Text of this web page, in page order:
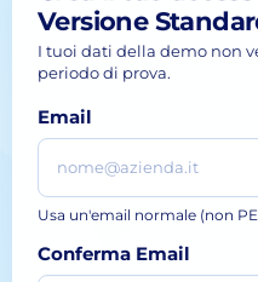
Versione
I tuoi dati della demo non
periodo di prova.
Email
Usa un'email normale (non
Conferma Email